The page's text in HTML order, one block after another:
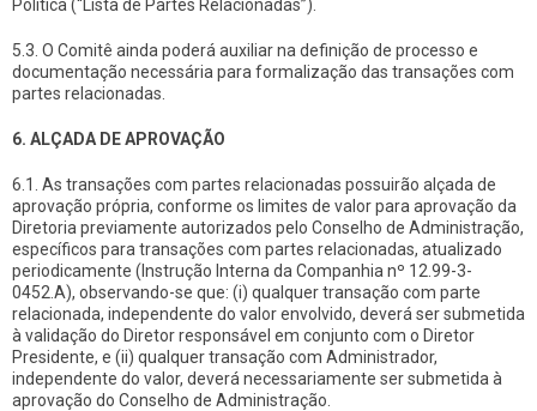
Política (“Lista de Partes Relacionadas”).
5.3. O Comitê ainda poderá auxiliar na definição de processo e
documentação necessária para formalização das transações com
partes relacionadas.
6. ALÇADA DE APROVAÇÃO
6.1. As transações com partes relacionadas possuirão alçada de
aprovação própria, conforme os limites de valor para aprovação da
Diretoria previamente autorizados pelo Conselho de Administração,
específicos para transações com partes relacionadas, atualizado
periodicamente (Instrução Interna da Companhia nº 12.99-3-
0452.A), observando-se que: (i) qualquer transação com parte
relacionada, independente do valor envolvido, deverá ser submetida
à validação do Diretor responsável em conjunto com o Diretor
Presidente, e (ii) qualquer transação com Administrador,
independente do valor, deverá necessariamente ser submetida à
aprovação do Conselho de Administração.